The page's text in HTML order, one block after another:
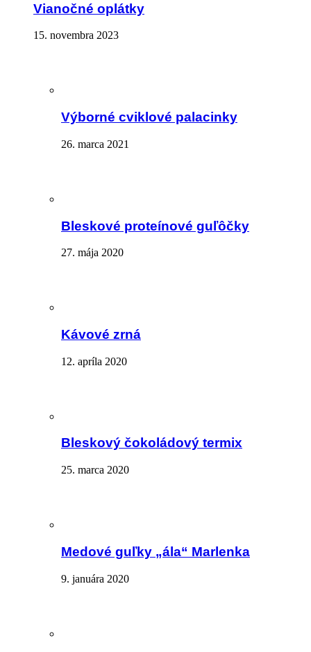
Vianočné oplátky
15. novembra 2023
Výborné cviklové palacinky
26. marca 2021
Bleskové proteínové guľôčky
27. mája 2020
Kávové zrná
12. apríla 2020
Bleskový čokoládový termix
25. marca 2020
Medové guľky „ála“ Marlenka
9. januára 2020